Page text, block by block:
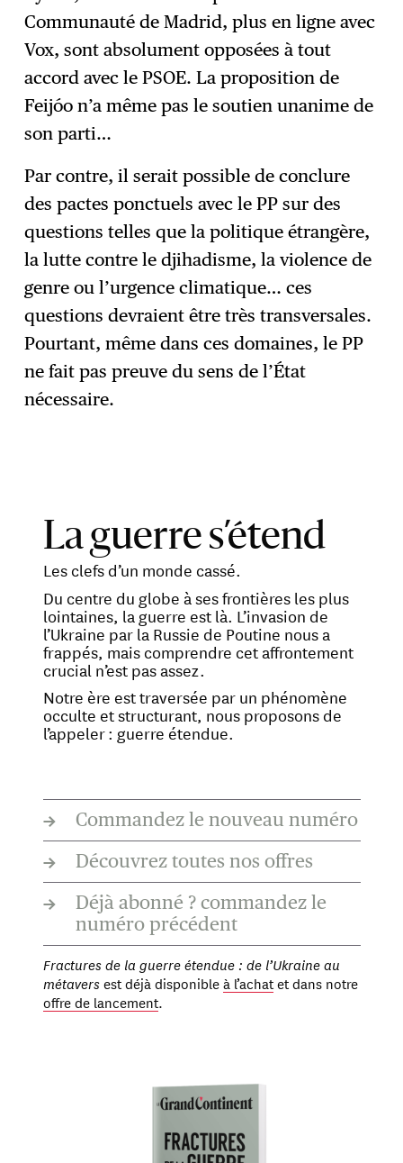
Communauté de Madrid, plus en ligne avec
Vox, sont absolument opposées à tout
accord avec le PSOE. La proposition de
Feijóo n’a même pas le soutien unanime de
son parti…
Par contre, il serait possible de conclure
des pactes ponctuels avec le PP sur des
questions telles que la politique étrangère,
la lutte contre le djihadisme, la violence de
genre ou l’urgence climatique… ces
questions devraient être très transversales.
Pourtant, même dans ces domaines, le PP
ne fait pas preuve du sens de l’État
nécessaire.
La guerre s’étend
Les clefs d’un monde cassé.
Du centre du globe à ses frontières les plus
lointaines, la guerre est là. L’invasion de
l’Ukraine par la Russie de Poutine nous a
frappés, mais comprendre cet affrontement
crucial n’est pas assez.
Notre ère est traversée par un phénomène
occulte et structurant, nous proposons de
l’appeler : guerre étendue.
→ Commandez le nouveau numéro
→ Découvrez toutes nos offres
→
Déjà abonné ? commandez le
numéro précédent
Fractures de la guerre étendue : de l’Ukraine au
métaversest déjà disponibleà l’achatet dans notre
offre de lancement.